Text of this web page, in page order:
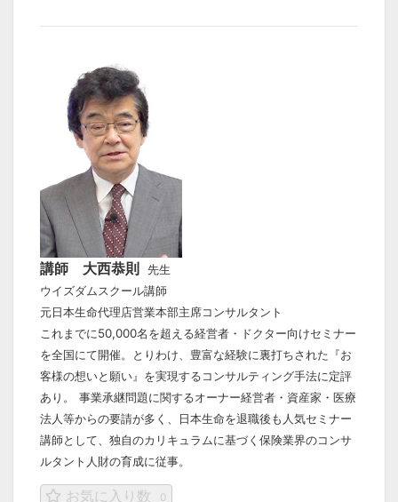
講師 大西恭則
先生
ウイズダムスクール講師
元日本生命代理店営業本部主席コンサルタント
これまでに50,000名を超える経営者・ドクター向けセミナー
を全国にて開催。とりわけ、豊富な経験に裏打ちされた『お
客様の想いと願い』を実現するコンサルティング手法に定評
あり。
事業承継問題に関するオーナー経営者・資産家・医療
法人等からの要請が多く、日本生命を退職後も人気セミナー
講師として、独自のカリキュラムに基づく保険業界のコンサ
ルタント人財の育成に従事。
お気に入り数 0